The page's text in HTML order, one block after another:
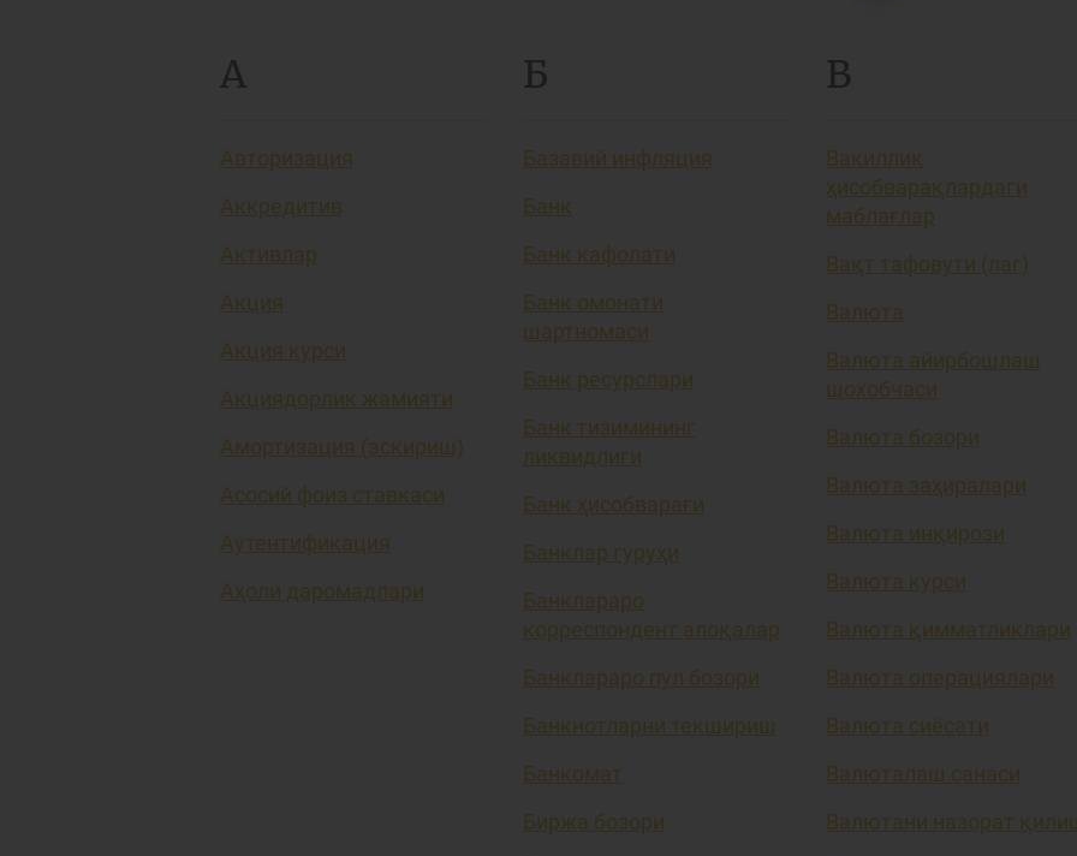
А
Авторизация
Аккредитив
Активлар
Акция
Акция курси
Акциядорлик жамияти
Амортизация (эскириш)
Асосий фоиз ставкаси
Аутентификация
Аҳоли даромадлари
Б
Базавий инфляция
Банк
Банк кафолати
Банк омонати
шартномаси
Банк ресурслари
Банк тизимининг
ликвидлиги
Банк ҳисобварағи
Банклар гуруҳи
Банклараро
корреспондент алоқалар
Банклараро пул бозори
Банкнотларни текшириш
Банкомат
Биржа бозори
В
Вакиллик
ҳисобварақлардаги
маблағлар
Вақт тафовути (лаг)
Валюта
Валюта айирбошлаш
шохобчаси
Валюта бозори
Валюта заҳиралари
Валюта инқирози
Валюта курси
Валюта қимматликлари
Валюта операциялари
Валюта сиёсати
Валюталаш санаси
Валютани назорат